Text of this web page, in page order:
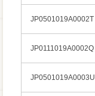
JP0501019A0002T
JP0111019A0002Q
JP0501019A0003U